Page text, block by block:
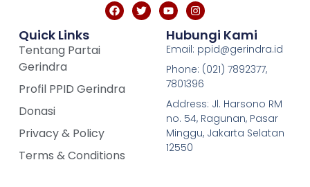
Quick Links
Tentang Partai
Gerindra
Profil PPID Gerindra
Donasi
Privacy & Policy
Terms & Conditions
Hubungi Kami
Email: ppid@gerindra.id
Phone: (021) 7892377,
7801396
Address: Jl. Harsono RM
no. 54, Ragunan, Pasar
Minggu, Jakarta Selatan
12550